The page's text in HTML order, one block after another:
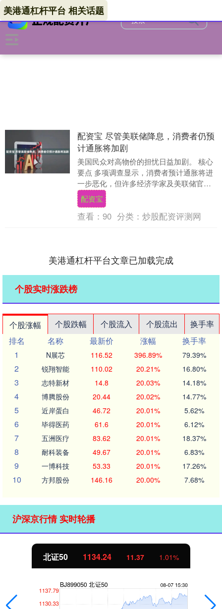
美港通杠杆平台 相关话题
配资宝 尽管美联储降息，消费者仍预
计通胀将加剧
美国民众对高物价的担忧日益加剧。 核心
要点 多项调查显示，消费者预计通胀将进
一步恶化，但许多经济学家及美联储官员
对通胀放缓持乐观态度。9 月通胀数据相对
温和，为....
配资宝
查看： 90 分类： 炒股配资评测网
美港通杠杆平台文章已加载完成
个股实时涨跌榜
个股涨幅 个股跌幅 个股流入 个股流出
换手率
排名
名称 最新价 涨幅
换手率
1
N展芯 116.52 396.89% 79.39%
2 锐翔智能 110.02 20.21% 16.80%
3 志特新材 14.8 20.03% 14.18%
4 博腾股份 20.44 20.02% 14.77%
5 近岸蛋白 46.72 20.01% 5.62%
6 毕得医药 61.6 20.01% 6.12%
7 五洲医疗 83.62 20.01% 18.37%
8 耐科装备 49.67 20.01% 6.83%
9 一博科技 53.33 20.01% 17.26%
10 方邦股份 146.16 20.00% 7.68%
沪深京行情 实时轮播
北证50 1134.24 11.37 1.01%